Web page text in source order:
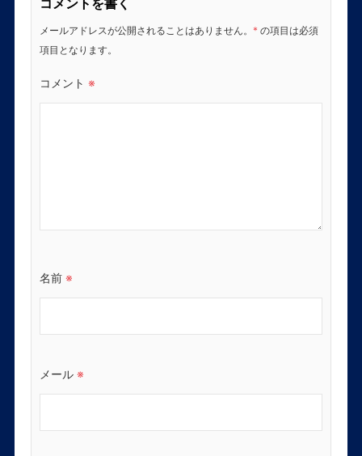
コメントを書く
メールアドレスが公開されることはありません。 * の項目は必須
項目となります。
コメント ※
名前 ※
メール ※